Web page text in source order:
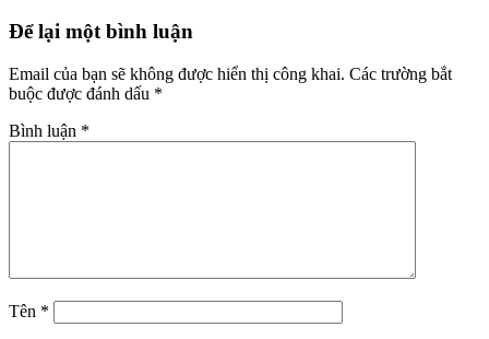
Để lại một bình luận
Email của bạn sẽ không được hiển thị công khai. Các trường bắt
buộc được đánh dấu *
Bình luận *
Tên *